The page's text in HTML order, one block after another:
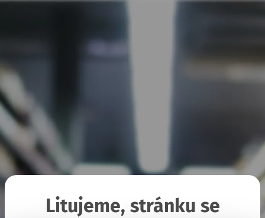
Litujeme, stránku se